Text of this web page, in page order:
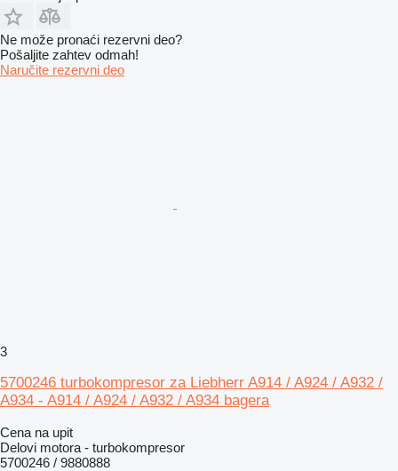
Ne može pronaći rezervni dеo?
Pošaljite zahtev odmah!
Naručite rezervni dеo
3
5700246 turbokompresor za Liebherr A914 / A924 / A932 /
A934 - A914 / A924 / A932 / A934 bagera
Cena na upit
Delovi motora - turbokompresor
5700246 / 9880888